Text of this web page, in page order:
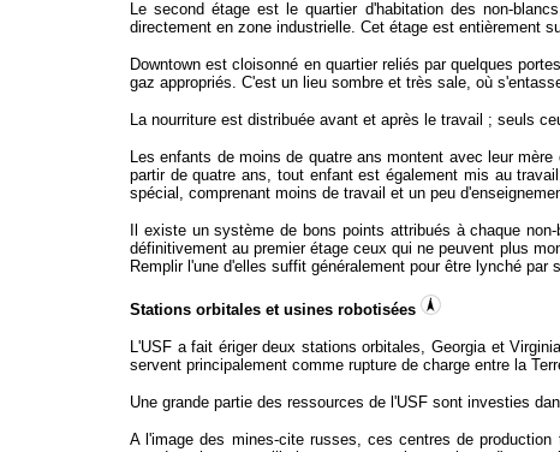
Le second étage est le quartier d'habitation des non-
directement en zone industrielle. Cet étage est entièrement
Downtown est cloisonné en quartier reliés par quelques
gaz appropriés. C'est un lieu sombre et très sale, où
La nourriture est distribuée avant et après le travail ; seuls
Les enfants de moins de quatre ans montent avec leur
partir de quatre ans, tout enfant est également mis au
spécial, comprenant moins de travail et un peu
Il existe un système de bons points attribués à chaque
définitivement au premier étage ceux qui ne peuvent plus
Remplir l'une d'elles suffit généralement pour être lynché par
Stations orbitales et usines robotisées
L'USF a fait ériger deux stations orbitales, Georgia et
servent principalement comme rupture de charge entre la
Une grande partie des ressources de l'USF sont investies
A l'image des mines-cite russes, ces centres de